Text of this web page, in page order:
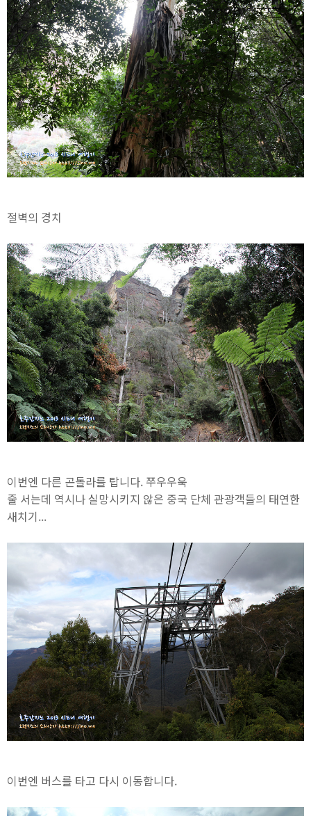
절벽의 경치
이번엔 다른 곤돌라를 탑니다. 쭈우우욱
줄 서는데 역시나 실망시키지 않은 중국 단체 관광객들의 태연한
새치기...
이번엔 버스를 타고 다시 이동합니다.